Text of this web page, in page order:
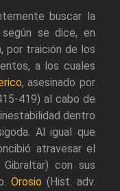
buscar la
se dice, en
por traición de los
a los cuales
, asesinado por
419) al cabo de
dentro
Al igual que
atravesar el
con sus
Orosio (Hist. adv.